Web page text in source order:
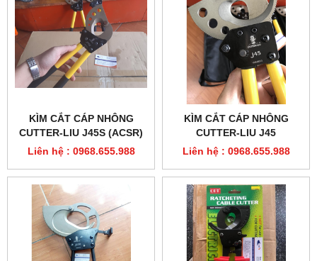
KÌM CẮT CÁP NHÔNG
CUTTER-LIU J45S (ACSR)
Liên hệ : 0968.655.988
KÌM CẮT CÁP NHÔNG
CUTTER-LIU J45
Liên hệ : 0968.655.988